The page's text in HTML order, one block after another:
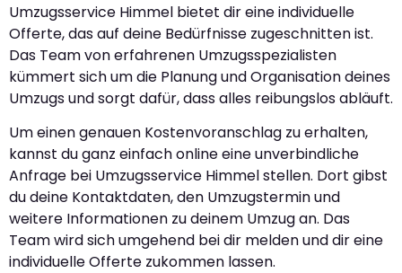
Umzugsservice Himmel bietet dir eine individuelle
Offerte, das auf deine Bedürfnisse zugeschnitten ist.
Das Team von erfahrenen Umzugsspezialisten
kümmert sich um die Planung und Organisation deines
Umzugs und sorgt dafür, dass alles reibungslos abläuft.
Um einen genauen Kostenvoranschlag zu erhalten,
kannst du ganz einfach online eine unverbindliche
Anfrage bei Umzugsservice Himmel stellen. Dort gibst
du deine Kontaktdaten, den Umzugstermin und
weitere Informationen zu deinem Umzug an. Das
Team wird sich umgehend bei dir melden und dir eine
individuelle Offerte zukommen lassen.